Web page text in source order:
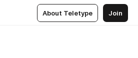
About Teletype Join